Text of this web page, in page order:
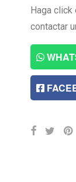
Haga
contactar